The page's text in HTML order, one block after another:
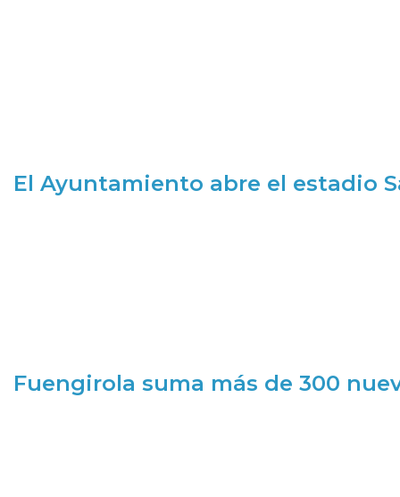
El Ayuntamiento abre el estadio
Fuengirola suma más de 300